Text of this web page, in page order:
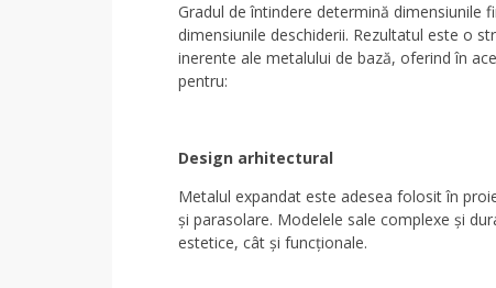
Gradul de întindere determină dimensiunile
dimensiunile deschiderii. Rezultatul este o
inerente ale metalului de bază, oferind în
pentru:
Design arhitectural
Metalul expandat este adesea folosit în
și parasolare. Modelele sale complexe și
estetice, cât și funcționale.